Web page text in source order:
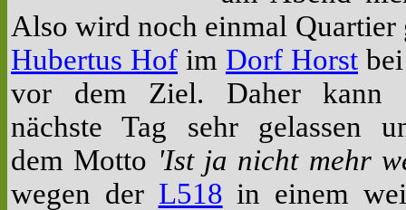
Also wird noch einmal Quartier
Hubertus Hof im Dorf Horst
vor dem Ziel. Daher kann
nächste Tag sehr gelassen
dem Motto 'Ist ja nicht mehr
wegen der L518 in einem